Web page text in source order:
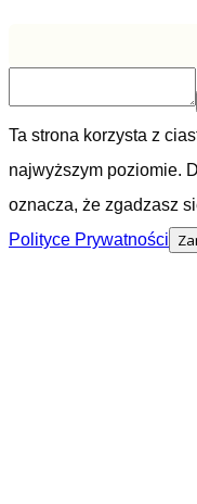
Ta strona korzysta z
najwyższym poziomie.
oznacza, że zgadzasz
Polityce Prywatności